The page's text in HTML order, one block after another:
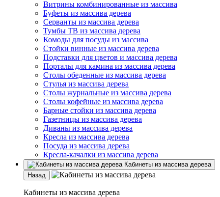
Витрины комбинированные из массива
Буфеты из массива дерева
Серванты из массива дерева
Тумбы ТВ из массива дерева
Комоды для посуды из массива
Стойки винные из массива дерева
Подставки для цветов и массива дерева
Порталы для камина из массива дерева
Столы обеденные из массива дерева
Стулья из массива дерева
Столы журнальные из массива дерева
Столы кофейные из массива дерева
Барные стойки из массива дерева
Газетницы из массива дерева
Диваны из массива дерева
Кресла из массива дерева
Посуда из массива дерева
Кресла-качалки из массива дерева
Кабинеты из массива дерева
Назад
Кабинеты из массива дерева